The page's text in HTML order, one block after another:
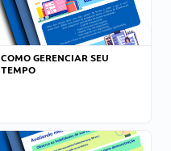
COMO GERENCIAR SEU
TEMPO